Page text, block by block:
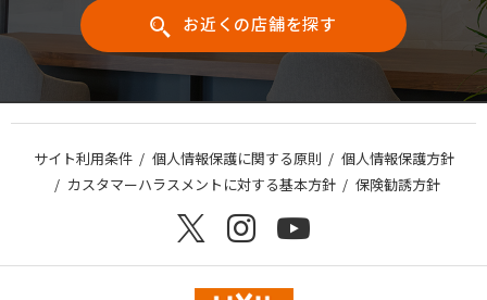
お近くの店舗を探す
サイト利用条件 個人情報保護に関する原則
個人情報保護方針
カスタマーハラスメントに対する基本方針
保険勧誘方針